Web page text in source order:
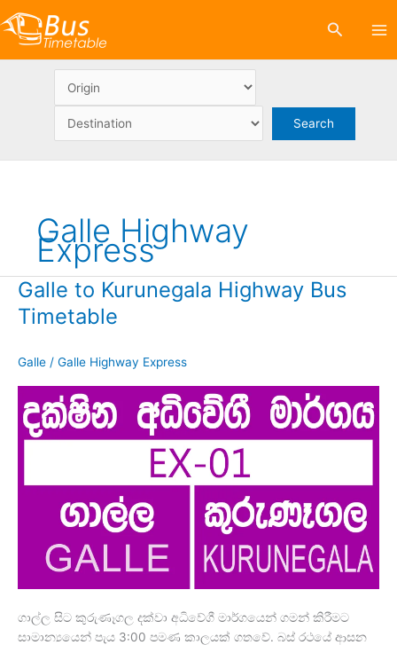
to
content
Search
Galle Highway
Express
Galle to Kurunegala Highway Bus
Timetable
Galle / Galle Highway Express
ගාල්ල සිට කුරුණෑගල දක්වා අධිවේගී මාර්ගයෙන් ගමන් කිරීමට
සාමාන්‍යයෙන් පැය 3:00 පමණ කාලයක් ගතවේ. බස් රථයේ ආසන